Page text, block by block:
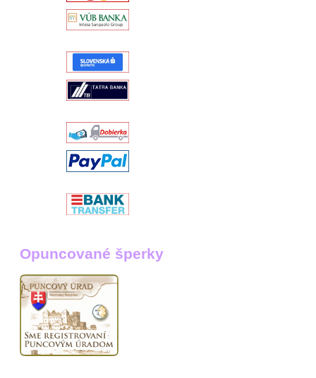
Opuncované šperky